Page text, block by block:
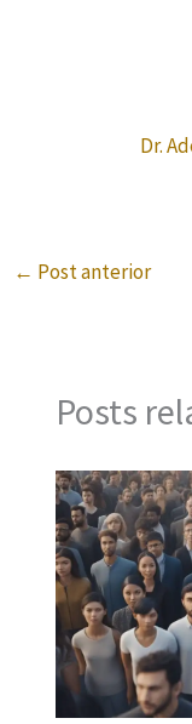
Dr.
← Post anterior
Posts